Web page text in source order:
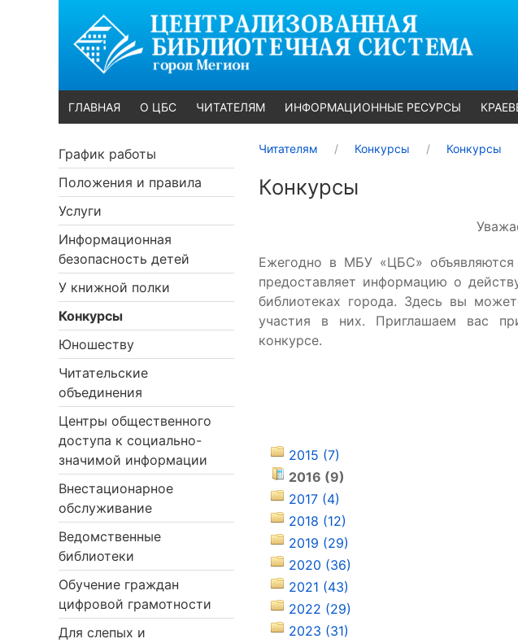
ГЛАВНАЯ О ЦБС ЧИТАТЕЛЯМ ИНФОРМАЦИОННЫЕ РЕСУРСЫ
График работы
Положения и правила
Услуги
Информационная
безопасность детей
У книжной полки
Конкурсы
Юношеству
Читательские
объединения
Центры общественного
доступа к социально-
значимой информации
Внестационарное
обслуживание
Ведомственные
библиотеки
Обучение граждан
цифровой грамотности
Для слепых и
Читателям Конкурсы Конкурсы
Конкурсы
Ежегодно в МБУ «ЦБС»
предоставляет информацию о
библиотеках города. Здесь вы
участия в них. Приглашаем вас
конкурсе.
2015 (7)
2016 (9)
2017 (4)
2018 (12)
2019 (29)
2020 (36)
2021 (43)
2022 (29)
2023 (31)